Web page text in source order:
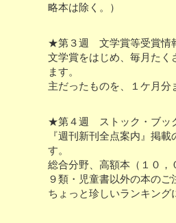
略本は除く。）
★第３週 文学賞等受賞情
文学賞をはじめ、毎月たく
ます。
主だったものを、１ケ月分
★第４週 ストック・ブッ
『週刊新刊全点案内』掲
す。
総合分野、高額本（１０，
９類・児童書以外の本のご
ちょっと珍しいランキング